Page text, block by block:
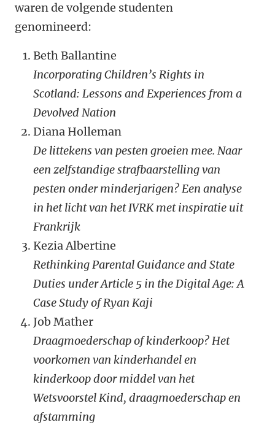
waren de volgende studenten
genomineerd:
Beth Ballantine
Incorporating Children’s Rights in
Scotland: Lessons and Experiences from a
Devolved Nation
Diana Holleman
De littekens van pesten groeien mee. Naar
een zelfstandige strafbaarstelling van
pesten onder minderjarigen? Een analyse
in het licht van het IVRK met inspiratie uit
Frankrijk
Kezia Albertine
Rethinking Parental Guidance and State
Duties under Article 5 in the Digital Age: A
Case Study of Ryan Kaji
Job Mather
Draagmoederschap of kinderkoop? Het
voorkomen van kinderhandel en
kinderkoop door middel van het
Wetsvoorstel Kind, draagmoederschap en
afstamming